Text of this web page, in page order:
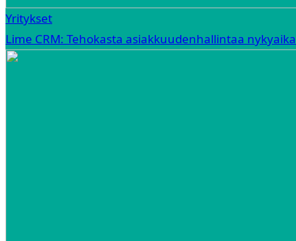
Yritykset
Lime CRM: Tehokasta asiakkuudenhallintaa